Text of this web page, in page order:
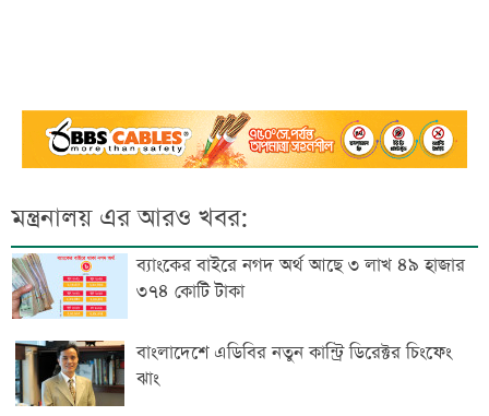
মন্ত্রনালয় এর আরও খবর:
ব্যাংকের বাইরে নগদ অর্থ আছে ৩ লাখ ৪৯ হাজার
৩৭৪ কোটি টাকা
বাংলাদেশে এডিবির নতুন কান্ট্রি ডিরেক্টর চিংফেং
ঝাং